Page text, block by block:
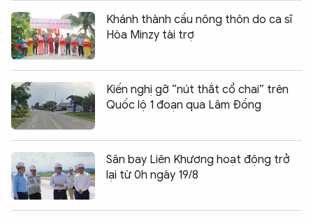
Khánh thành cầu nông thôn do ca sĩ
Hòa Minzy tài trợ
Kiến nghị gỡ “nút thắt cổ chai” trên
Quốc lộ 1 đoạn qua Lâm Đồng
Sân bay Liên Khương hoạt động trở
lại từ 0h ngày 19/8